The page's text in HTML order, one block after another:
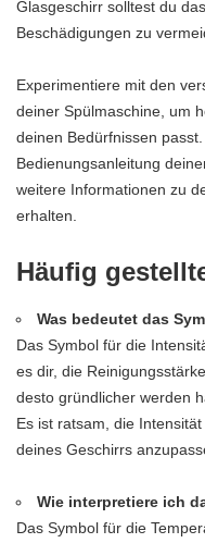
Glasgeschirr solltest du
Beschädigungen zu
Experimentiere mit den
deiner Spülmaschine, um
deinen Bedürfnissen
Bedienungsanleitung
weitere Informationen zu
erhalten.
Häufig
Was bedeutet das
Das Symbol für die
es dir, die
desto gründlicher werden
Es ist ratsam, die
deines Geschirrs
Wie interpretiere ich
Das Symbol für die